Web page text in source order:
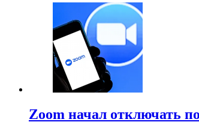
Zoom начал отключать